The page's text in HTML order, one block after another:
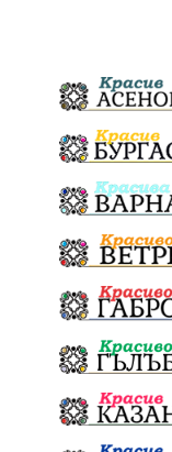
Политическа
трафик НАП
убийство
Издирване
обществена
Георги Динев
почит